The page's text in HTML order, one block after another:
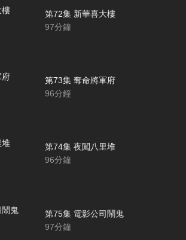
第72集 新華喜大樓
97分鐘
第73集 奪命將軍府
96分鐘
第74集 夜闖八里堆
96分鐘
第75集 電影公司鬧鬼
97分鐘